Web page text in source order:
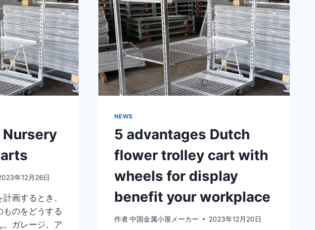
年12月26日
画するとき、
ものをどうする
。ガレージ、ア
NEWS
5 advantages Dutch
flower trolley cart with
wheels for display
benefit your workplace
作者 中国金属小屋メーカー 2023年12月20日